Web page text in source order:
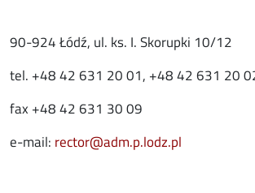
90-924 Łódź, ul. ks. I. Skorupki 10/12
tel. +48 42 631 20 01, +48 42 631 20
fax +48 42 631 30 09
e-mail: rector@adm.p.lodz.pl